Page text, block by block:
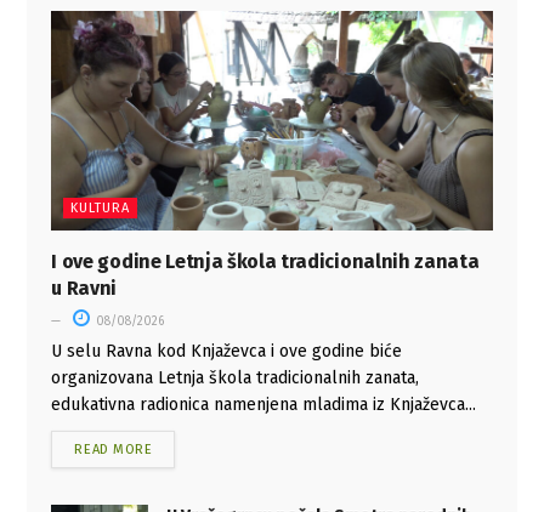
KULTURA
I ove godine Letnja škola tradicionalnih zanata
u Ravni
08/08/2026
U selu Ravna kod Knjaževca i ove godine biće
organizovana Letnja škola tradicionalnih zanata,
edukativna radionica namenjena mladima iz Knjaževca...
READ MORE